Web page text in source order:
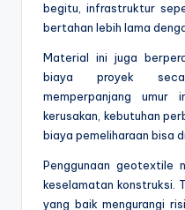
begitu, infrastruktur
bertahan lebih lama
Material ini juga
biaya proyek
memperpanjang umur
kerusakan, kebutuhan
biaya pemeliharaan bisa
Penggunaan geotextile
keselamatan konstruksi.
yang baik mengurangi